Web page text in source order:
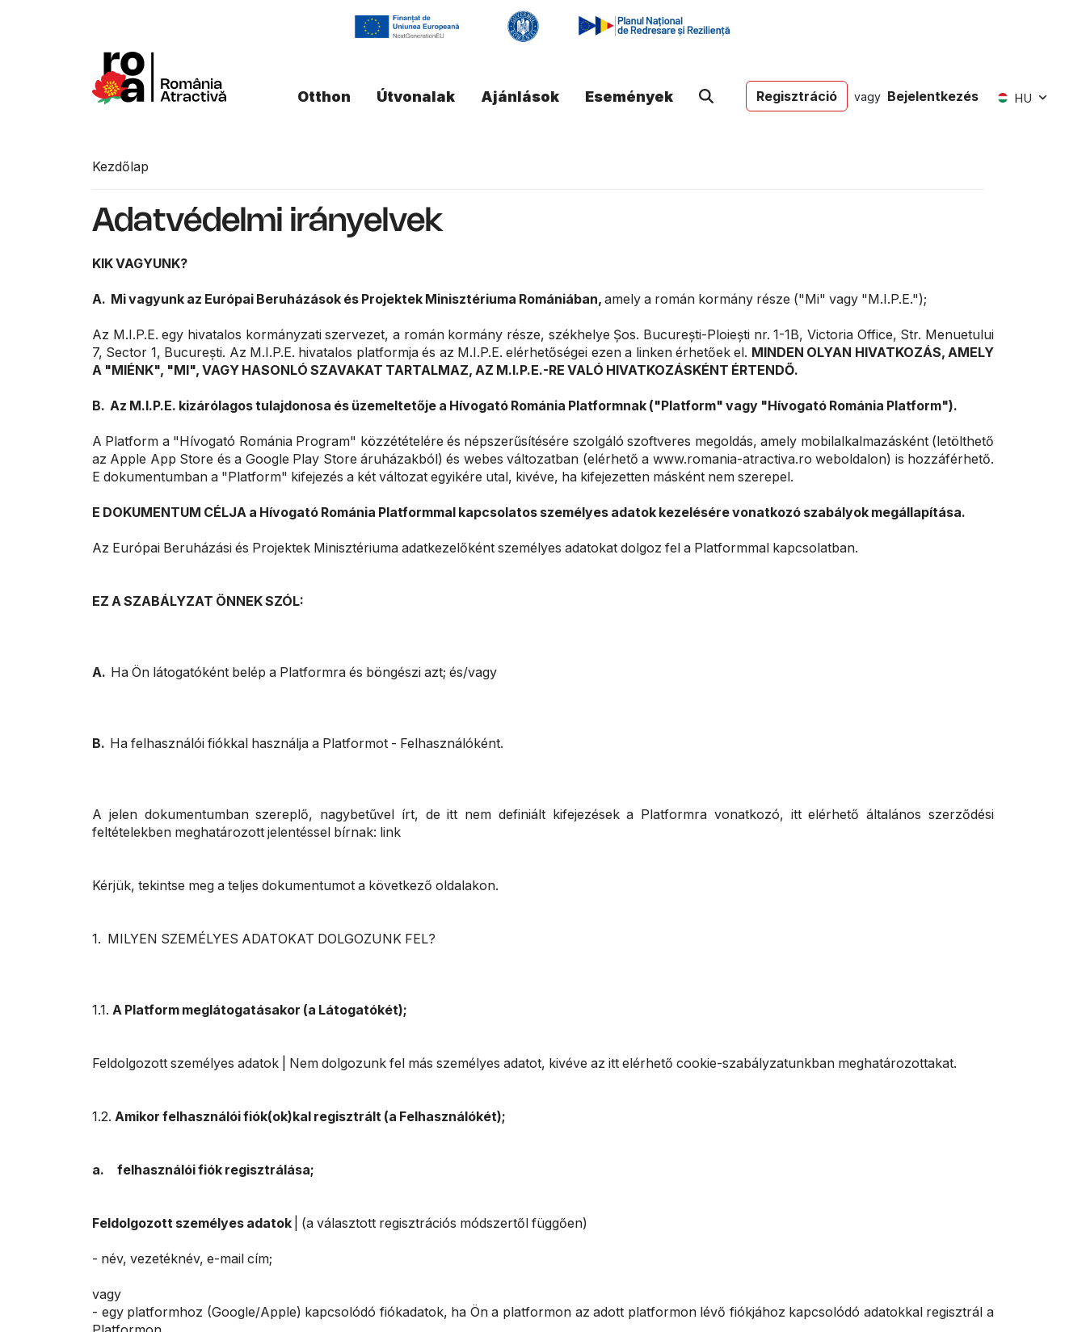
Otthon Útvonalak Ajánlások Események Regisztráció vagy Bejelentkezés HU
Kezdőlap
Adatvédelmi irányelvek
KIK VAGYUNK?
A. Mi vagyunk az Európai Beruházások és Projektek Minisztériuma Romániában, amely a román kormány része ("Mi" vagy "M.I.P.E.");
Az M.I.P.E. egy hivatalos kormányzati szervezet, a román kormány része, székhelye Șos. București-Ploiești nr. 1-1B, Victoria Office, Str. Menuetului
7, Sector 1, București. Az M.I.P.E. hivatalos platformja és az M.I.P.E. elérhetőségei ezen a linken érhetőek el. MINDEN OLYAN HIVATKOZÁS, AMELY
A "MIÉNK", "MI", VAGY HASONLÓ SZAVAKAT TARTALMAZ, AZ M.I.P.E.-RE VALÓ HIVATKOZÁSKÉNT ÉRTENDŐ.
B. Az M.I.P.E. kizárólagos tulajdonosa és üzemeltetője a Hívogató Románia Platformnak ("Platform" vagy "Hívogató Románia Platform").
A Platform a "Hívogató Románia Program" közzétételére és népszerűsítésére szolgáló szoftveres megoldás, amely mobilalkalmazásként (letölthető
az Apple App Store és a Google Play Store áruházakból) és webes változatban (elérhető a www.romania-atractiva.ro weboldalon) is hozzáférhető.
E dokumentumban a "Platform" kifejezés a két változat egyikére utal, kivéve, ha kifejezetten másként nem szerepel.
E DOKUMENTUM CÉLJA a Hívogató Románia Platformmal kapcsolatos személyes adatok kezelésére vonatkozó szabályok megállapítása.
Az Európai Beruházási és Projektek Minisztériuma adatkezelőként személyes adatokat dolgoz fel a Platformmal kapcsolatban.
EZ A SZABÁLYZAT ÖNNEK SZÓL:
A. Ha Ön látogatóként belép a Platformra és böngészi azt; és/vagy
B. Ha felhasználói fiókkal használja a Platformot - Felhasználóként.
A jelen dokumentumban szereplő, nagybetűvel írt, de itt nem definiált kifejezések a Platformra vonatkozó, itt elérhető általános szerződési
feltételekben meghatározott jelentéssel bírnak: link
Kérjük, tekintse meg a teljes dokumentumot a következő oldalakon.
1. MILYEN SZEMÉLYES ADATOKAT DOLGOZUNK FEL?
1.1. A Platform meglátogatásakor (a Látogatókét);
Feldolgozott személyes adatok | Nem dolgozunk fel más személyes adatot, kivéve az itt elérhető cookie-szabályzatunkban meghatározottakat.
1.2. Amikor felhasználói fiók(ok)kal regisztrált (a Felhasználókét);
a. felhasználói fiók regisztrálása;
Feldolgozott személyes adatok | (a választott regisztrációs módszertől függően)
- név, vezetéknév, e-mail cím;
vagy
- egy platformhoz (Google/Apple) kapcsolódó fiókadatok, ha Ön a platformon az adott platformon lévő fiókjához kapcsolódó adatokkal regisztrál a